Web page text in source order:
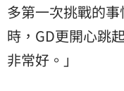
多第一次挑戰的事
時，GD更開心跳
非常好。」